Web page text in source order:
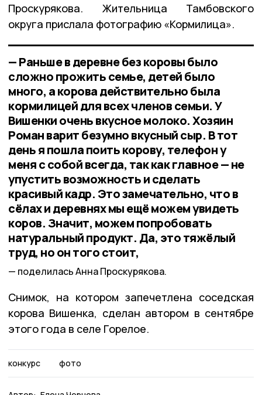
Проскурякова. Жительница Тамбовского
округа прислала фотографию «Кормилица».
— Раньше в деревне без коровы было
сложно прожить семье, детей было
много, а корова действительно была
кормилицей для всех членов семьи. У
Вишенки очень вкусное молоко. Хозяин
Роман варит безумно вкусный сыр. В тот
день я пошла поить корову, телефон у
меня с собой всегда, так как главное — не
упустить возможность и сделать
красивый кадр. Это замечательно, что в
сёлах и деревнях мы ещё можем увидеть
коров. Значит, можем попробовать
натуральный продукт. Да, это тяжёлый
труд, но он того стоит,
поделилась Анна Проскурякова.
Снимок, на котором запечетлена соседская
корова Вишенка, сделан автором в сентябре
этого года в селе Горелое.
конкурс фото